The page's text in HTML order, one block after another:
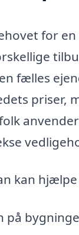
for
fælles
priser,
kan